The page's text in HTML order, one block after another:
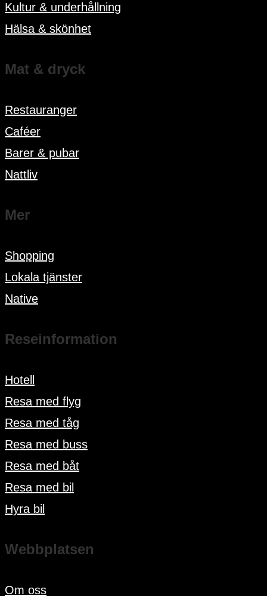
Kultur & underhållning
Hälsa & skönhet
Mat & dryck
Restauranger
Caféer
Barer & pubar
Nattliv
Mer
Shopping
Lokala tjänster
Native
Reseinformation
Hotell
Resa med flyg
Resa med tåg
Resa med buss
Resa med båt
Resa med bil
Hyra bil
Webbplatsen
Om oss